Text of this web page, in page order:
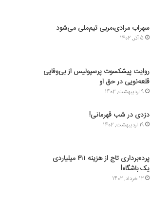
سهراب مرادی،مربی تیم‌ملی می‌شود
5 آذر, 1402
روایت پیشکسوت پرسپولیس از بی‌وفایی
قلعه‌نویی در حق او
9 اردیبهشت, 1402
دزدی در شب قهرمانی!
19 اردیبهشت, 1402
پرده‌برداری تاج از هزینه ۴۱۱ میلیاردی
یک باشگاه!
12 خرداد, 1402